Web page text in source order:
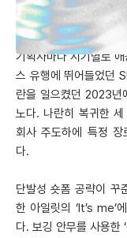
by 한성현 2026.05.07
복고 사랑이 유구한
기획사마다 시기별로
스 유행에 뛰어들었던
란을 일으켰던 2023년
노다. 나란히 복귀한
회사 주도하에 특정 장
다.
단발성 숏폼 공략이 꾸
한 아일릿의 ‘It’s me’
다. 보깅 안무를 사용한